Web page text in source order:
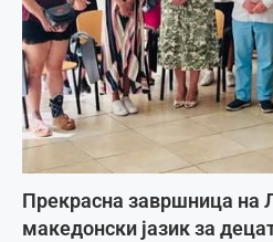
Прекрасна завршница на
македонски јазик за